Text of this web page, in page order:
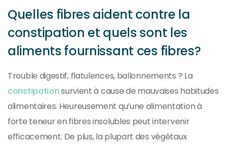
Quelles fibres aident contre la
constipation et quels sont les
aliments fournissant ces fibres?
Trouble digestif, flatulences, ballonnements ? La
constipationsurvient à cause de mauvaises habitudes
alimentaires. Heureusement qu’une alimentation à
forte teneur en fibres insolubles peut intervenir
efficacement. De plus, la plupart des végétaux